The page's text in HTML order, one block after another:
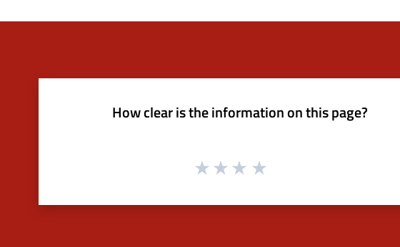
How clear is the information on this page?